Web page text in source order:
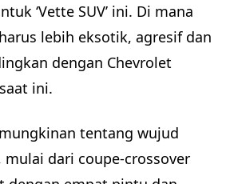
‘Vette SUV’ ini. Di mana
lebih eksotik, agresif dan
dengan Chevrolet
ini.
tentang wujud
mulai dari coupe-crossover